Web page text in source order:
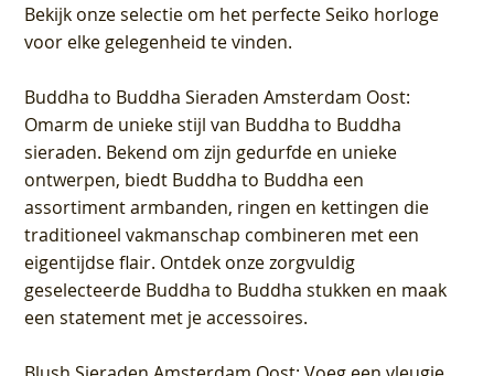
Bekijk onze selectie om het perfecte Seiko horloge
voor elke gelegenheid te vinden.
Buddha to Buddha Sieraden Amsterdam Oost:
Omarm de unieke stijl van Buddha to Buddha
sieraden. Bekend om zijn gedurfde en unieke
ontwerpen, biedt Buddha to Buddha een
assortiment armbanden, ringen en kettingen die
traditioneel vakmanschap combineren met een
eigentijdse flair. Ontdek onze zorgvuldig
geselecteerde Buddha to Buddha stukken en maak
een statement met je accessoires.